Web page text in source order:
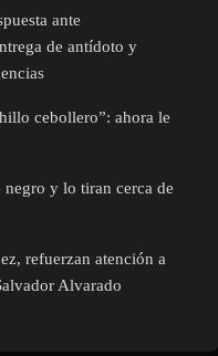
ante
de antídoto y
cebollero”: ahora le
y lo tiran cerca de
refuerzan atención a
Alvarado